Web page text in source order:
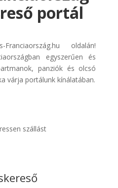
portál
oldalán!
egyszerűen és
panziók és olcsó
várja portálunk kínálatában.
szállást